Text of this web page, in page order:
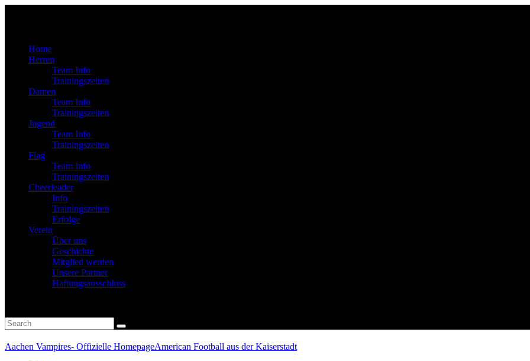
Home
Herren
Team Info
Trainingszeiten
Damen
Team Info
Trainingszeiten
Jugend
Team Info
Trainingszeiten
Flag
Team Info
Trainingszeiten
Cheerleader
Info
Trainingszeiten
Erfolge
Verein
Über uns
Geschichte
Mitglied werden
Unsere Partner
Haftungsausschluss
Aachen Vampires- Offizielle HomepageAmerican Football aus der Kaiserstadt